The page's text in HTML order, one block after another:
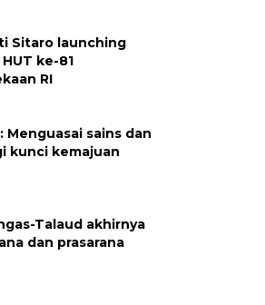
Sitaro launching
ke-81
RI
Menguasai sains dan
kunci kemajuan
Talaud akhirnya
dan prasarana